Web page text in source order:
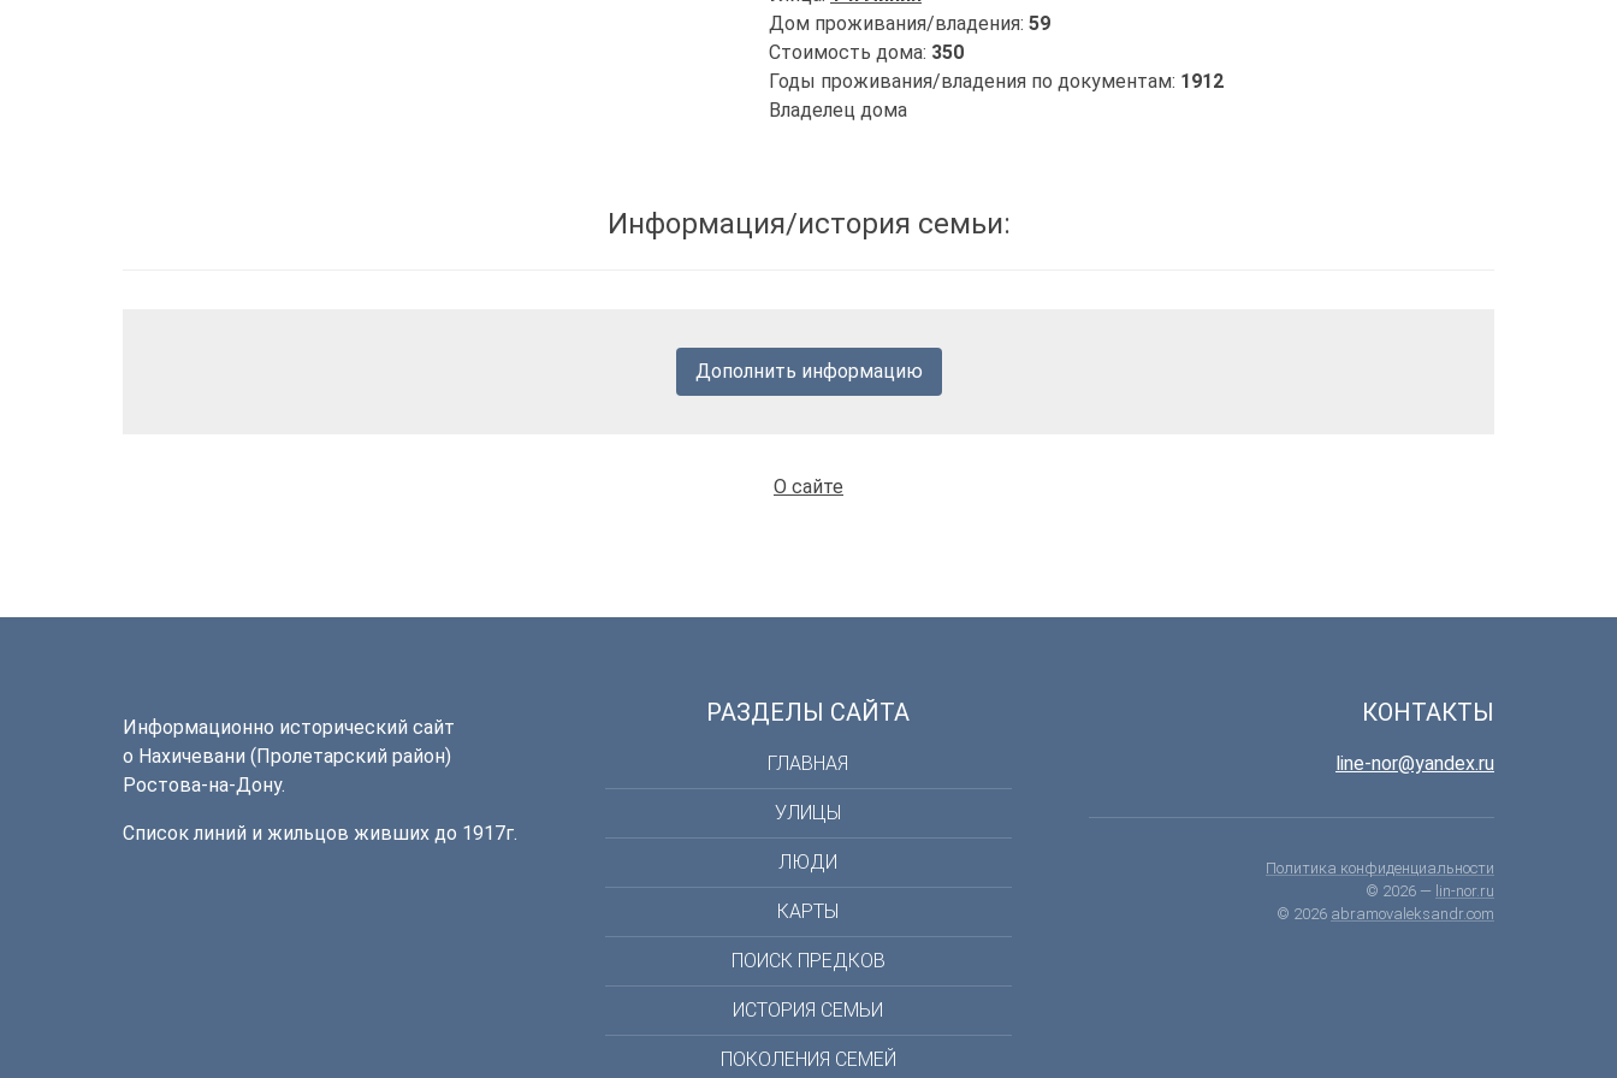
Дом проживания/владения: 59
Стоимость дома: 350
Годы проживания/владения по документам: 1912
Владелец дома
Информация/история семьи:
Дополнить информацию
О сайте
Информационно исторический сайт
о Нахичевани (Пролетарский район)
Ростова-на-Дону.
Список линий и жильцов живших до 1917г.
РАЗДЕЛЫ САЙТА
ГЛАВНАЯ
УЛИЦЫ
ЛЮДИ
КАРТЫ
ПОИСК ПРЕДКОВ
ИСТОРИЯ СЕМЬИ
ПОКОЛЕНИЯ СЕМЕЙ
КОНТАКТЫ
line-nor@yandex.ru
Политика конфиденциальности
© 2026 — lin-nor.ru
© 2026 abramovaleksandr.com